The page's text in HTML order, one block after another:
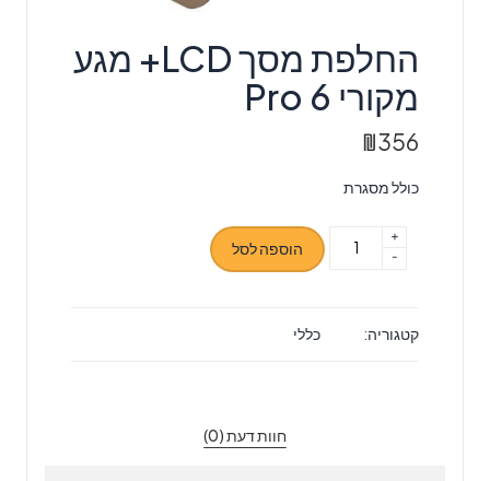
החלפת מסך LCD+ מגע
מקורי Pro 6
₪356
כולל מסגרת
כמות
-
+
הוספה לסל
קטגוריה: כללי
חוות דעת (0)